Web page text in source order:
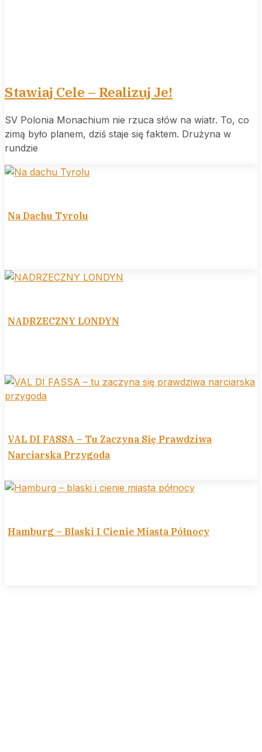
Stawiaj Cele – Realizuj Je!
SV Polonia Monachium nie rzuca słów na wiatr. To, co
zimą było planem, dziś staje się faktem. Drużyna w
rundzie
Na Dachu Tyrolu
NADRZECZNY LONDYN
VAL DI FASSA – Tu Zaczyna Się Prawdziwa
Narciarska Przygoda
Hamburg – Blaski I Cienie Miasta Północy